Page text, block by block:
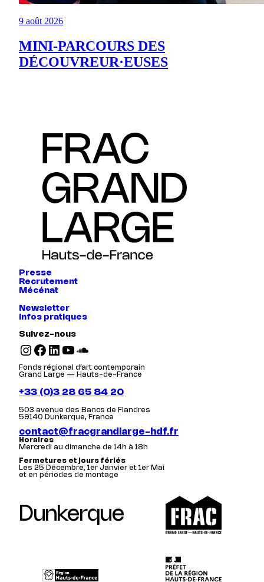
9 août 2026
MINI-PARCOURS DES
DÉCOUVREUR·EUSES
Presse
Recrutement
Mécénat
Newsletter
Infos pratiques
Suivez-nous
Instagram Facebook LinkedIn YouTube SoundCloud
Fonds régional d’art contemporain
Grand Large — Hauts-de-France
+33 (0)3 28 65 84 20
503 avenue des Bancs de Flandres
59140 Dunkerque, France
contact@fracgrandlarge-hdf.fr
Horaires
Mercredi au dimanche de 14h à 18h
Fermetures et jours fériés
Les 25 Décembre, 1er Janvier et 1er Mai
et en périodes de montage
Dunkerque